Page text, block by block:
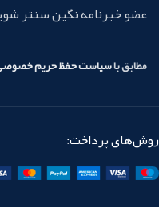
عضو خبرنامه نگین سنتر
مطابق باسیاست حفظ حریم
روش‌های پرداخت: